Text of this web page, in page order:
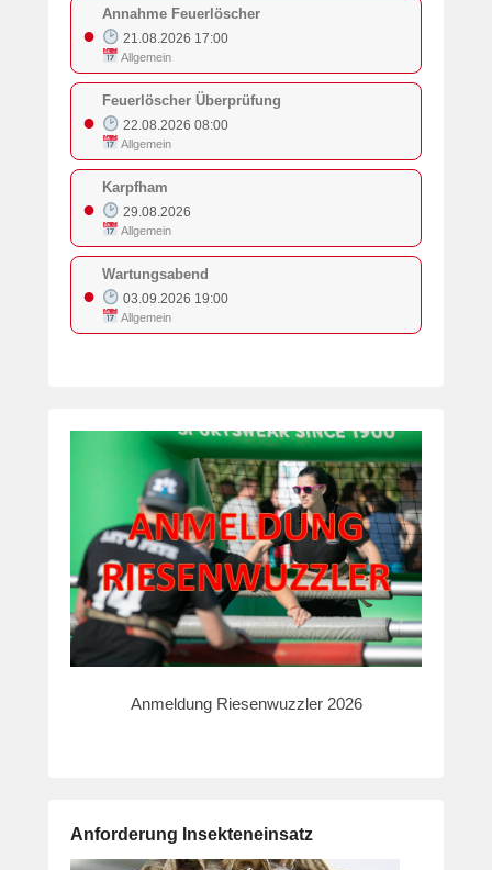
●
Annahme Feuerlöscher
21.08.2026 17:00
Allgemein
●
Feuerlöscher Überprüfung
22.08.2026 08:00
Allgemein
●
Karpfham
29.08.2026
Allgemein
●
Wartungsabend
03.09.2026 19:00
Allgemein
Anmeldung Riesenwuzzler 2026
Anforderung Insekteneinsatz